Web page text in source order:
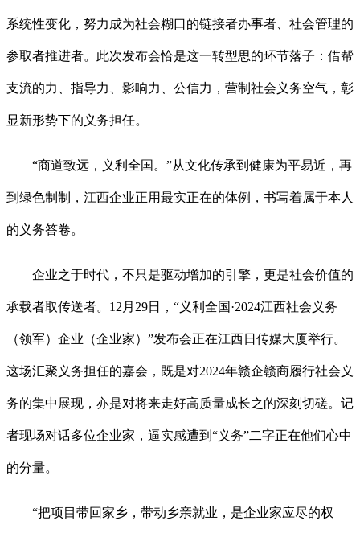
系统性变化，努力成为社会糊口的链接者办事者、社会管理的
参取者推进者。此次发布会恰是这一转型思的环节落子：借帮
支流的力、指导力、影响力、公信力，营制社会义务空气，彰
显新形势下的义务担任。
“商道致远，义利全国。”从文化传承到健康为平易近，再
到绿色制制，江西企业正用最实正在的体例，书写着属于本人
的义务答卷。
企业之于时代，不只是驱动增加的引擎，更是社会价值的
承载者取传送者。12月29日，“义利全国·2024江西社会义务
（领军）企业（企业家）”发布会正在江西日传媒大厦举行。
这场汇聚义务担任的嘉会，既是对2024年赣企赣商履行社会义
务的集中展现，亦是对将来走好高质量成长之的深刻切磋。记
者现场对话多位企业家，逼实感遭到“义务”二字正在他们心中
的分量。
“把项目带回家乡，带动乡亲就业，是企业家应尽的权